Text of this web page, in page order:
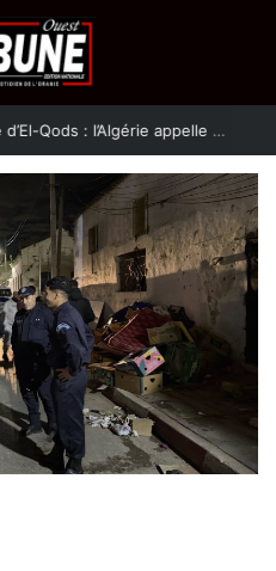
Protection de la ville sainte d’El-Qods : l’Algérie appelle à une action collective